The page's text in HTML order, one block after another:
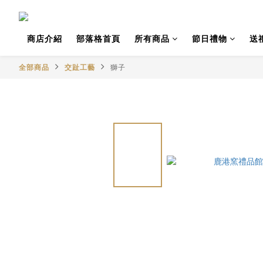
商店介紹 部落格首頁 所有商品 節日禮物 送
全部商品 交趾工藝 獅子